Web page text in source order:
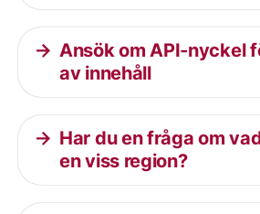
Ansök om API-nyckel
av innehåll
Har du en fråga om
en viss region?